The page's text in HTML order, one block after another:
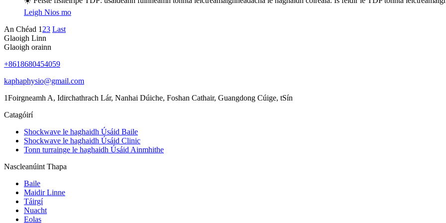
Leigh Nios mo
An Chéad 1 23 Last
Glaoigh Linn
Glaoigh orainn
+8618680454059
kaphaphysio@gmail.com
1Foirgneamh A, Idirchathrach Lár, Nanhai Dúiche, Foshan Cathair, Guangdong Cúige, tSín
Catagóirí
Shockwave le haghaidh Úsáid Baile
Shockwave le haghaidh Úsáid Clinic
Tonn turrainge le haghaidh Úsáid Ainmhithe
Nascleanúint Thapa
Baile
Maidir Linne
Táirgí
Nuacht
Eolas